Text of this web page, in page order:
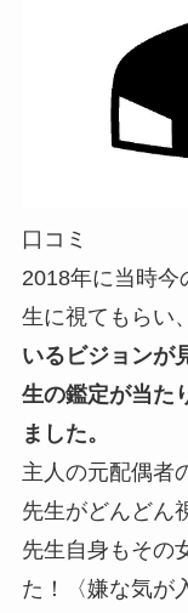
口コミ
2018年に当時今
生に視てもらい
いるビジョンが
生の鑑定が当た
ました。
主人の元配偶者
先生がどんどん
先生自身もその
た！〈嫌な気が